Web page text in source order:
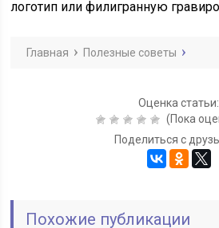
логотип или филигранную
Главная Полезные советы
Оценка статьи:
(Пока
Поделиться с
Похожие публикации